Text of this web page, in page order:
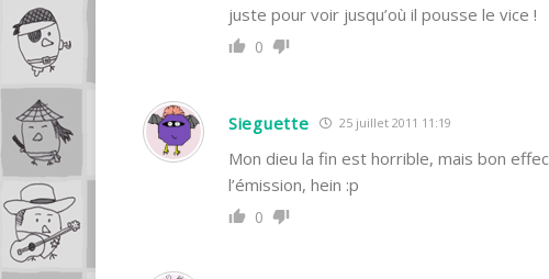
juste pour voir jusqu’où il pousse le vice !
0
Sieguette 25 juillet 2011 11:19
Mon dieu la fin est horrible, mais bon
l’émission, hein :p
0